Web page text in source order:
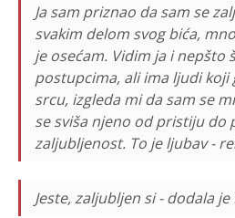
Ja sam priznao da sam se
svakim delom svog bića,
je osećam. Vidim ja i nepšto
postupcima, ali ima ljudi koji
srcu, izgleda mi da sam se
se sviša njeno od pristiju do
zaljubljenost. To je ljubav -
Jeste, zaljubljen si - dodala je